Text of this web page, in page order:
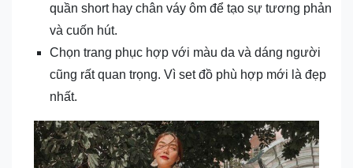
quần short hay chân váy ôm để tạo sự tương phản
và cuốn hút.
Chọn trang phục hợp với màu da và dáng người
cũng rất quan trọng. Vì set đồ phù hợp mới là đẹp
nhất.